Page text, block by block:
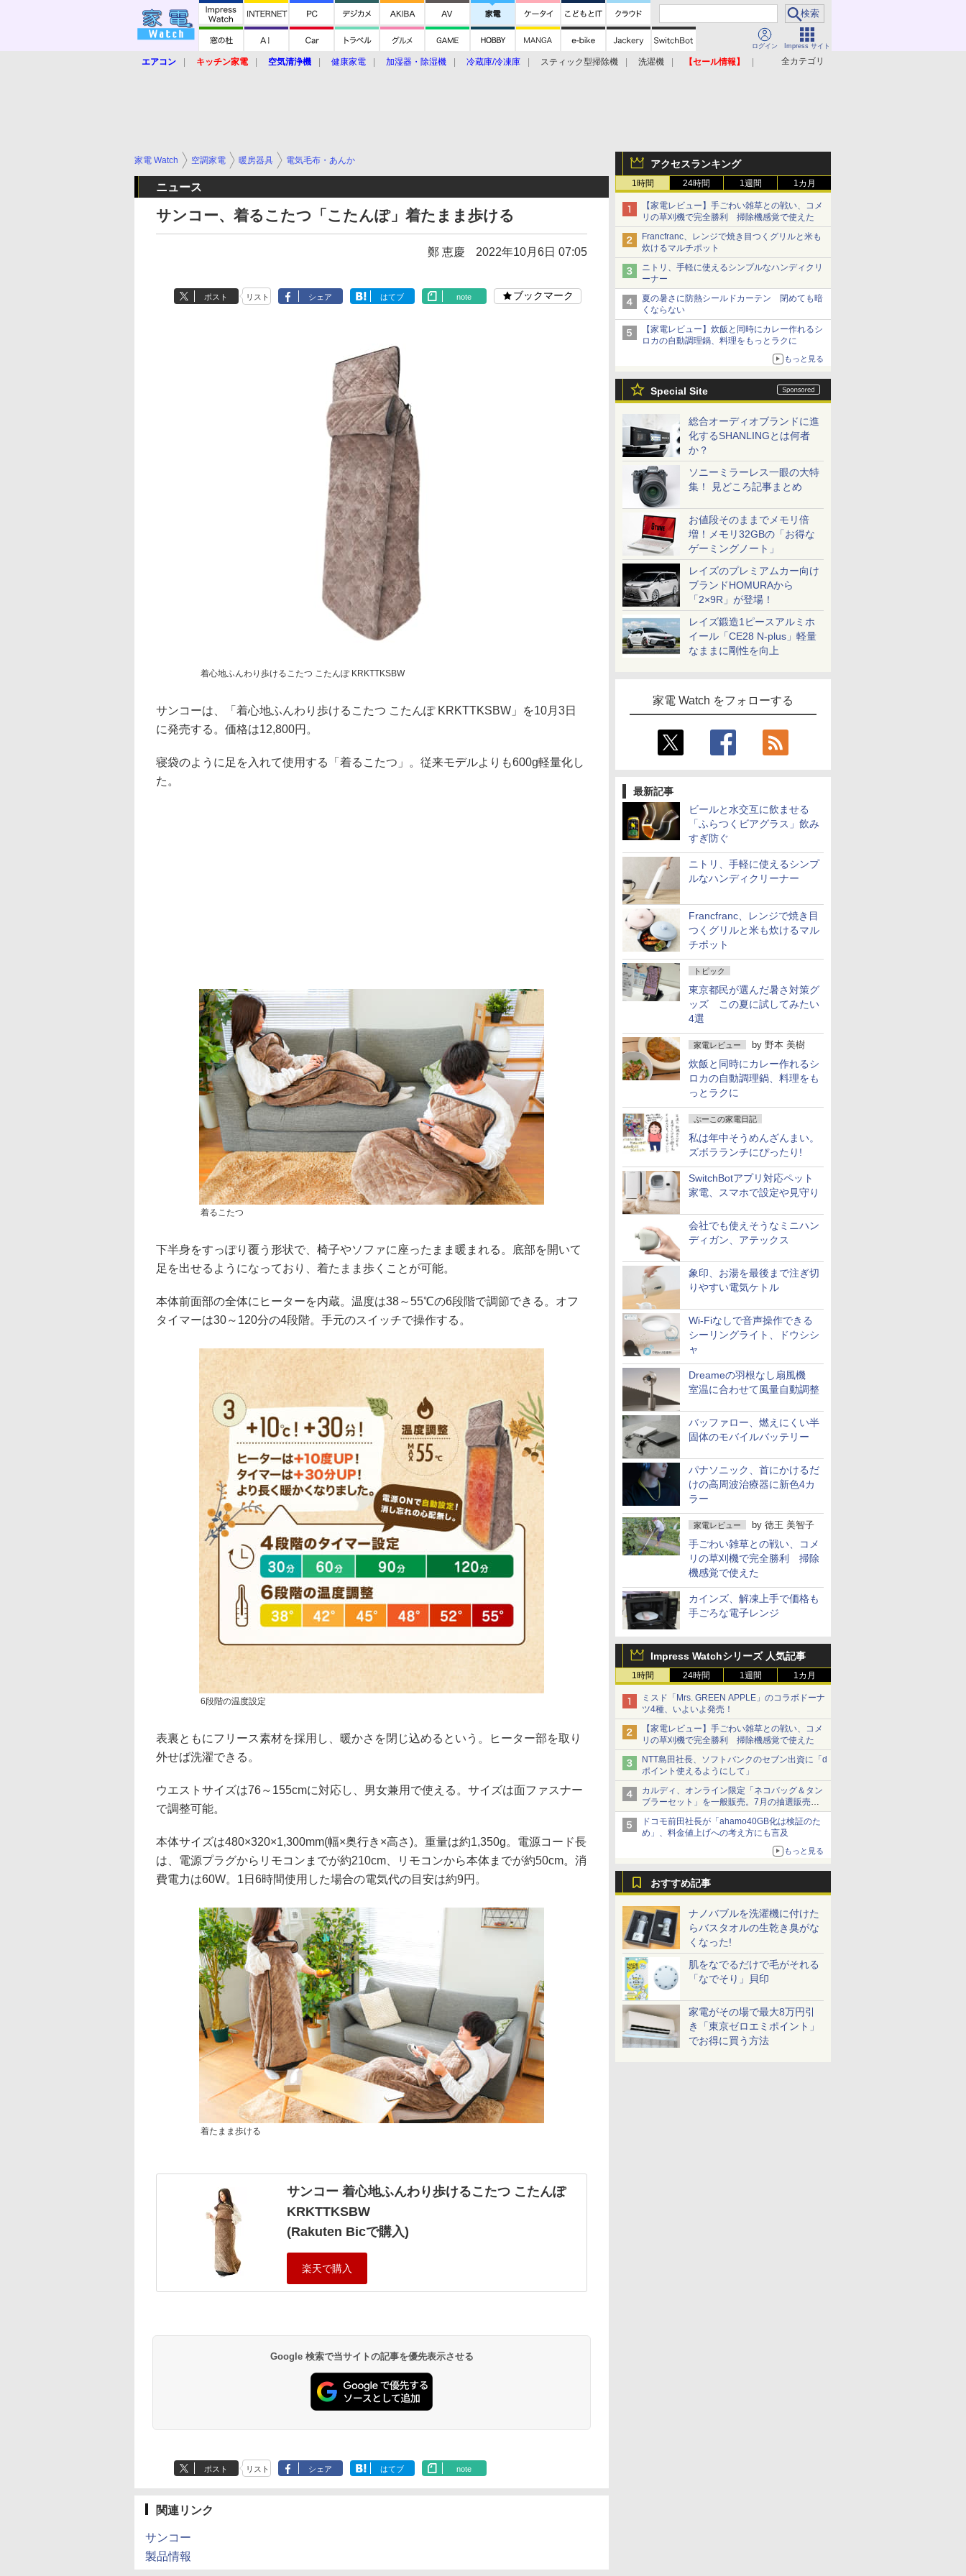
ログイン Impress サイト
全カテゴリ
エアコン キッチン家電 空気清浄機 健康家電 加湿器・除湿機 冷蔵庫/冷凍庫 スティック型掃除機 洗濯機
【セール情報】
アクセスランキング
1時間 24時間 1週間 1カ月
【家電レビュー】手ごわい雑草との戦い、コメ
リの草刈機で完全勝利 掃除機感覚で使えた
Francfranc、レンジで焼き目つくグリルと米も
炊けるマルチポット
ニトリ、手軽に使えるシンプルなハンディクリ
ーナー
夏の暑さに防熱シールドカーテン 閉めても暗
くならない
【家電レビュー】炊飯と同時にカレー作れるシ
ロカの自動調理鍋、料理をもっとラクに
もっと見る
Special Site
総合オーディオブランドに進
化するSHANLINGとは何者
か？
ソニーミラーレス一眼の大特
集！ 見どころ記事まとめ
お値段そのままでメモリ倍
増！メモリ32GBの「お得な
ゲーミングノート」
レイズのプレミアムカー向け
ブランドHOMURAから
「2×9R」が登場！
レイズ鍛造1ピースアルミホ
イール「CE28 N-plus」軽量
なままに剛性を向上
家電 Watch をフォローする
最新記事
ビールと水交互に飲ませる
「ふらつくビアグラス」飲み
すぎ防ぐ
ニトリ、手軽に使えるシンプ
ルなハンディクリーナー
Francfranc、レンジで焼き目
つくグリルと米も炊けるマル
チポット
トピック
東京都民が選んだ暑さ対策グ
ッズ この夏に試してみたい
4選
家電レビュー by 野本 美樹
炊飯と同時にカレー作れるシ
ロカの自動調理鍋、料理をも
っとラクに
ぷーこの家電日記
私は年中そうめんざんまい。
ズボラランチにぴったり!
SwitchBotアプリ対応ペット
家電、スマホで設定や見守り
会社でも使えそうなミニハン
ディガン、アテックス
象印、お湯を最後まで注ぎ切
りやすい電気ケトル
Wi-Fiなしで音声操作できる
シーリングライト、ドウシシ
ャ
Dreameの羽根なし扇風機
室温に合わせて風量自動調整
バッファロー、燃えにくい半
固体のモバイルバッテリー
パナソニック、首にかけるだ
けの高周波治療器に新色4カ
ラー
家電レビュー by 徳王 美智子
手ごわい雑草との戦い、コメ
リの草刈機で完全勝利 掃除
機感覚で使えた
カインズ、解凍上手で価格も
手ごろな電子レンジ
Impress Watchシリーズ 人気記事
1時間 24時間 1週間 1カ月
ミスド「Mrs. GREEN APPLE」のコラボドーナ
ツ4種、いよいよ発売！
【家電レビュー】手ごわい雑草との戦い、コメ
リの草刈機で完全勝利 掃除機感覚で使えた
NTT島田社長、ソフトバンクのセブン出資に「d
ポイント使えるようにして」
カルディ、オンライン限定「ネコバッグ＆タン
ブラーセット」を一般販売。7月の抽選販売の
当選無効分
ドコモ前田社長が「ahamo40GB化は検証のた
め」、料金値上げへの考え方にも言及
もっと見る
おすすめ記事
ナノバブルを洗濯機に付けた
らバスタオルの生乾き臭がな
くなった!
肌をなでるだけで毛がそれる
「なでそり」貝印
家電がその場で最大8万円引
き「東京ゼロエミポイント」
でお得に買う方法
家電 Watch 空調家電 暖房器具 電気毛布・あんか
ニュース
サンコー、着るこたつ「こたんぽ」着たまま歩ける
鄭 恵慶 2022年10月6日 07:05
ポスト リスト シェア はてブ note ブックマーク
着心地ふんわり歩けるこたつ こたんぽ KRKTTKSBW
サンコーは、「着心地ふんわり歩けるこたつ こたんぽ KRKTTKSBW」を10月3日
に発売する。価格は12,800円。
寝袋のように足を入れて使用する「着るこたつ」。従来モデルよりも600g軽量化し
た。
着るこたつ
下半身をすっぽり覆う形状で、椅子やソファに座ったまま暖まれる。底部を開いて
足を出せるようになっており、着たまま歩くことが可能。
本体前面部の全体にヒーターを内蔵。温度は38～55℃の6段階で調節できる。オフ
タイマーは30～120分の4段階。手元のスイッチで操作する。
6段階の温度設定
表裏ともにフリース素材を採用し、暖かさを閉じ込めるという。ヒーター部を取り
外せば洗濯できる。
ウエストサイズは76～155cmに対応し、男女兼用で使える。サイズは面ファスナー
で調整可能。
本体サイズは480×320×1,300mm(幅×奥行き×高さ)。重量は約1,350g。電源コード長
は、電源プラグからリモコンまでが約210cm、リモコンから本体までが約50cm。消
費電力は60W。1日6時間使用した場合の電気代の目安は約9円。
着たまま歩ける
サンコー 着心地ふんわり歩けるこたつ こたんぽ
KRKTTKSBW
(Rakuten Bicで購入)
Google 検索で当サイトの記事を優先表示させる
ポスト リスト シェア はてブ note
関連リンク
サンコー
製品情報